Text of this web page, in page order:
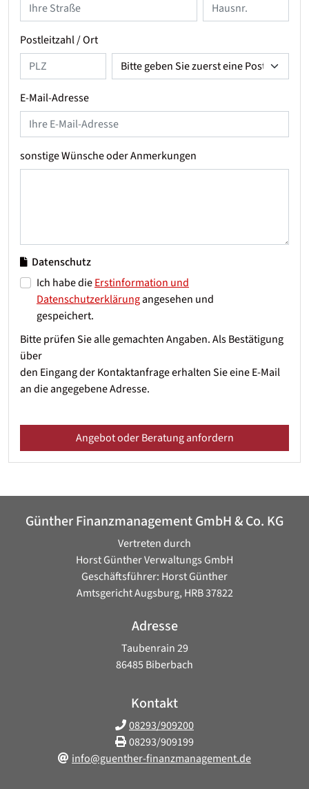
Postleitzahl / Ort
E-Mail-Adresse
sonstige Wünsche oder Anmerkungen
Datenschutz
Ich habe dieErstinformation und
Datenschutzerklärungangesehen und
gespeichert.
Bitte prüfen Sie alle gemachten Angaben. Als Bestätigung
über
den Eingang der Kontaktanfrage erhalten Sie eine E-Mail
an die angegebene Adresse.
Angebot oder Beratung anfordern
Günther Finanzmanagement GmbH & Co. KG
Vertreten durch
Horst Günther Verwaltungs GmbH
Geschäftsführer: Horst Günther
Amtsgericht Augsburg, HRB 37822
Adresse
Taubenrain 29
86485 Biberbach
Kontakt
08293/909200
08293/909199
info@guenther-finanzmanagement.de